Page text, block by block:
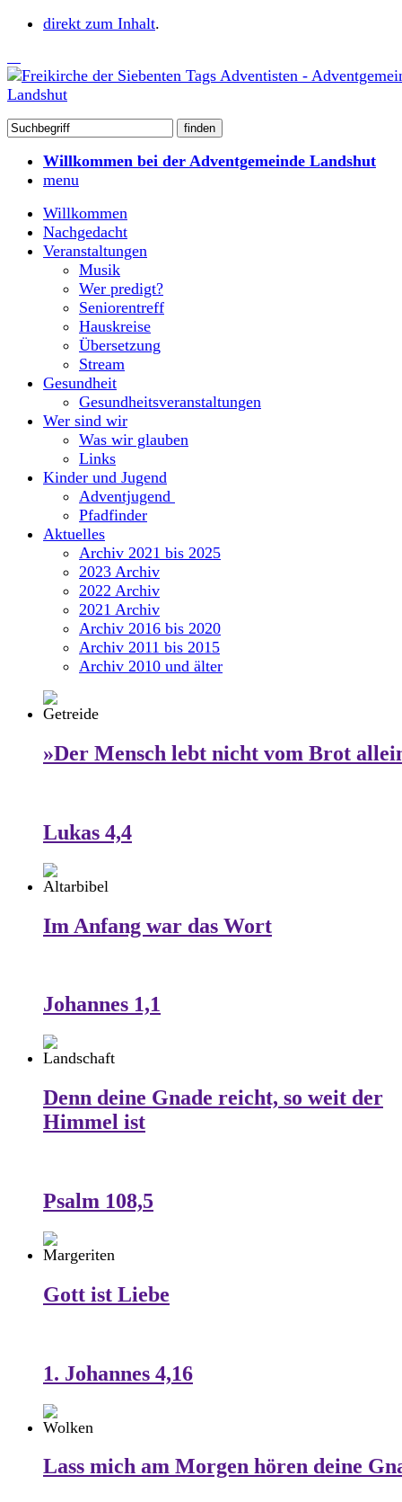
direkt zum Inhalt.
Willkommen bei der Adventgemeinde Landshut
menu
Willkommen
Nachgedacht
Veranstaltungen
Musik
Wer predigt?
Seniorentreff
Hauskreise
Übersetzung
Stream
Gesundheit
Gesundheitsveranstaltungen
Wer sind wir
Was wir glauben
Links
Kinder und Jugend
Adventjugend
Pfadfinder
Aktuelles
Archiv 2021 bis 2025
2023 Archiv
2022 Archiv
2021 Archiv
Archiv 2016 bis 2020
Archiv 2011 bis 2015
Archiv 2010 und älter
»Der Mensch lebt nicht vom Brot
Lukas 4,4
Im Anfang war das Wort
Johannes 1,1
Denn deine Gnade reicht, so weit der
Himmel ist
Psalm 108,5
Gott ist Liebe
1. Johannes 4,16
Lass mich am Morgen hören deine